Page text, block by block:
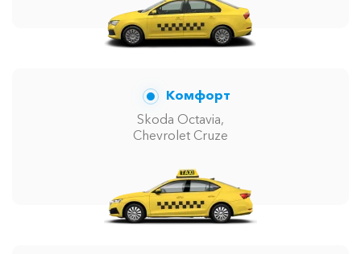
Комфорт
Skoda Octavia,
Chevrolet Cruze